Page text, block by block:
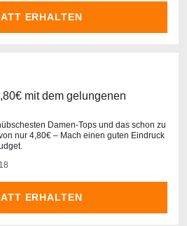
ERHALTEN
mit dem gelungenen
Damen-Tops und das schon zu
nur 4,80€ – Mach einen guten Eindruck
ERHALTEN